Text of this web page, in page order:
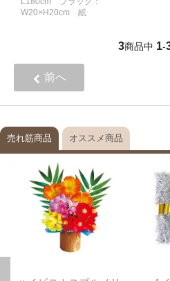
W20×H20cm 紙
3商品中 1-
前へ
売れ筋商品 オススメ商品